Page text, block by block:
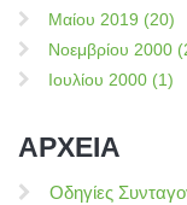
Μαίου 2019 (20)
Νοεμβρίου 2000
Ιουλίου 2000 (1)
ΑΡΧΕΙΑ
Οδηγίες